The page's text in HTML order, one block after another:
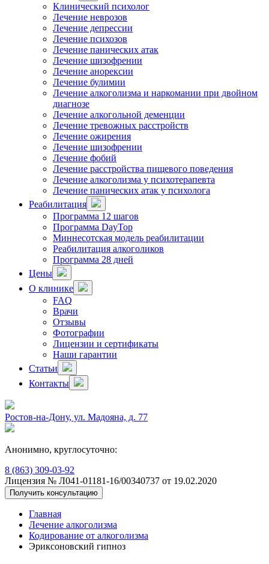
Клинический психолог
Лечение неврозов
Лечение депрессии
Лечение психозов
Лечение панических атак
Лечение шизофрении
Лечение анорексии
Лечение булимии
Лечение алкоголизма и наркомании при двойном
диагнозе
Лечение алкогольной деменции
Лечение тревожных расстройств
Лечение ожирения
Лечение шизофрении
Лечение фобий
Лечение расстройства пищевого поведения
Лечение алкоголизма у психотерапевта
Лечение панических атак у психолога
Реабилитация
Программа 12 шагов
Программа DayTop
Миннесотская модель реабилитации
Реабилитация алкоголиков
Программа 28 дней
Цены
О клинике
FAQ
Врачи
Отзывы
Фотографии
Лицензии и сертификаты
Наши гарантии
Статьи
Контакты
Ростов-на-Дону, ул. Мадояна, д. 77
Анонимно, круглосуточно:
8 (863) 309-03-92
Лицензия № Л041-01181-16/00340737 от 19.02.2020
Получить консультацию
Главная
Лечение алкоголизма
Кодирование от алкоголизма
Эриксоновский гипноз